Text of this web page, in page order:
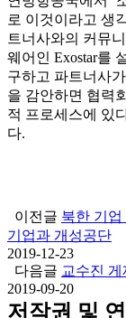
로 이것이라고 생
트너사와의 커뮤
웨어인 Exostar를
구하고 파트너사
을 감안하면 협력
적 프로세스에 있
다.
이전글 북한 기
기업과 개성공단
2019-12-23
다음글 교수진
2019-09-20
저작권 및